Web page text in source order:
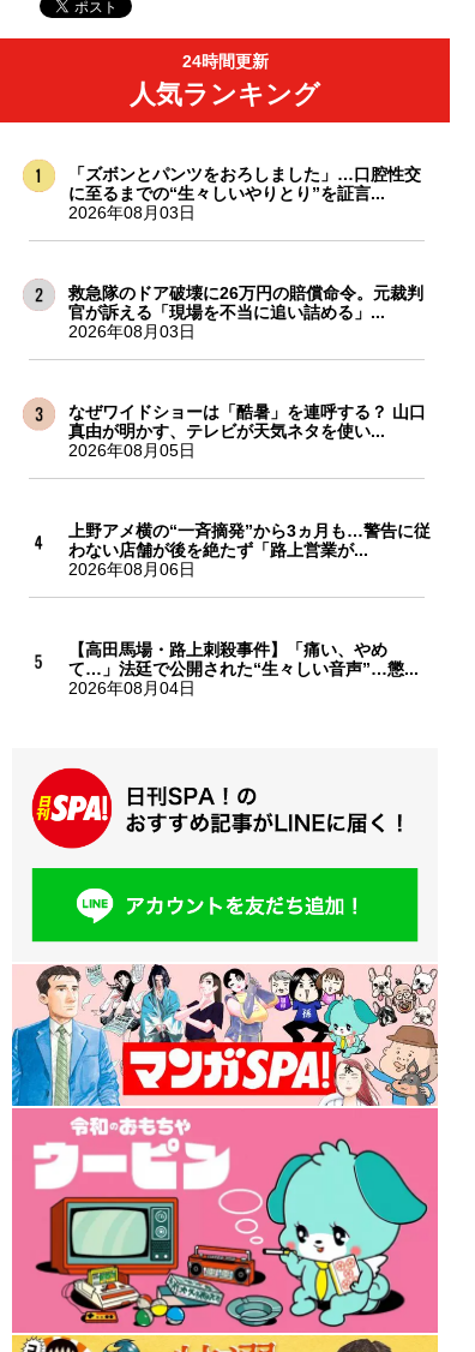
24時間更新
人気ランキング
「ズボンとパンツをおろしました」…口腔性交
に至るまでの“生々しいやりとり”を証言...
2026年08月03日
救急隊のドア破壊に26万円の賠償命令。元裁判
官が訴える「現場を不当に追い詰める」...
2026年08月03日
なぜワイドショーは「酷暑」を連呼する？ 山口
真由が明かす、テレビが天気ネタを使い...
2026年08月05日
上野アメ横の“一斉摘発”から3ヵ月も…警告に従
わない店舗が後を絶たず「路上営業が...
2026年08月06日
【高田馬場・路上刺殺事件】「痛い、やめ
て…」法廷で公開された“生々しい音声”…懲...
2026年08月04日